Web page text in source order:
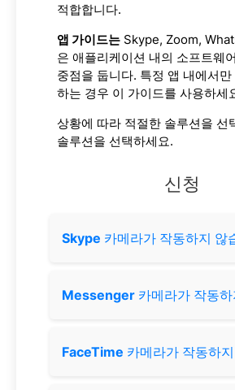
적합합니다.
앱 가이드는 Skype, Zoom,
은 애플리케이션 내의 소프트웨
중점을 둡니다. 특정 앱 내에서만
하는 경우 이 가이드를 사용하세
상황에 따라 적절한 솔루션을 선
솔루션을 선택하세요.
신청
Skype 카메라가 작동하지 않
Messenger 카메라가 작동
FaceTime 카메라가 작동하